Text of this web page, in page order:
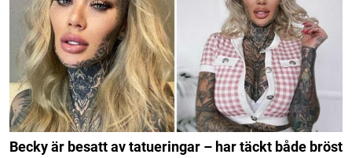
Becky är besatt av tatueringar – har täckt både bröst